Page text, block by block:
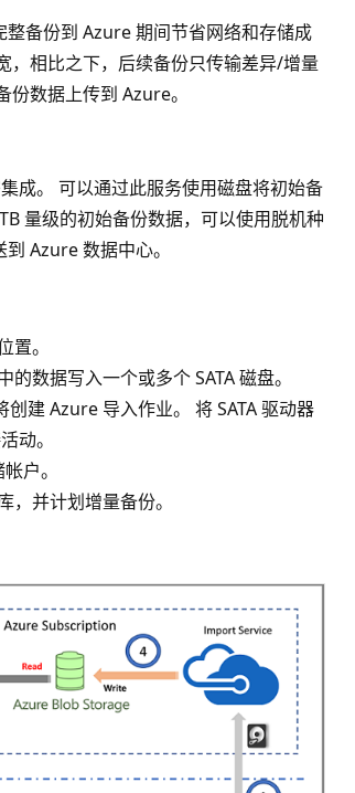
备份到 Azure 期间节省网络和存储成
，相比之下，后续备份只传输差异/增量
数据上传到 Azure。
成。 可以通过此服务使用磁盘将初始备
量级的初始备份数据，可以使用脱机种
Azure 数据中心。
。
的数据写入一个或多个 SATA 磁盘。
创建 Azure 导入作业。 将 SATA 驱动器
动。
户。
并计划增量备份。